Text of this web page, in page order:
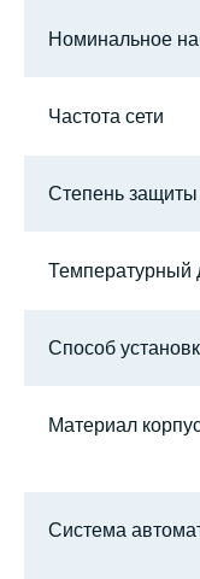
Номинальное
Частота сети
Степень защиты
Температурный
Способ
Материал
Система